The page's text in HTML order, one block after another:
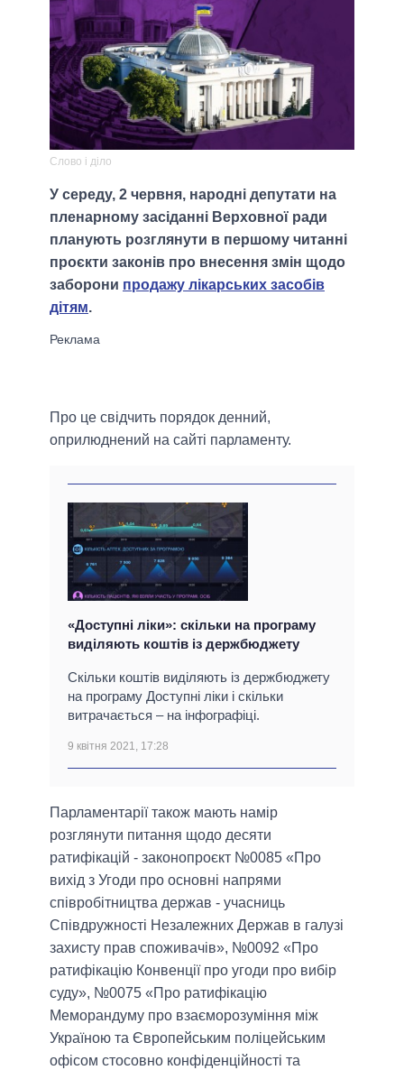
Слово і діло
У середу, 2 червня, народні депутати на
пленарному засіданні Верховної ради
планують розглянути в першому читанні
проєкти законів про внесення змін щодо
заборони продажу лікарських засобів
дітям.
Про це свідчить порядок денний,
оприлюднений на сайті парламенту.
«Доступні ліки»: скільки на програму
виділяють коштів із держбюджету
Скільки коштів виділяють із держбюджету
на програму Доступні ліки і скільки
витрачається – на інфографіці.
9 квітня 2021, 17:28
Парламентарії також мають намір
розглянути питання щодо десяти
ратифікацій - законопроєкт №0085 «Про
вихід з Угоди про основні напрями
співробітництва держав - учасниць
Співдружності Незалежних Держав в галузі
захисту прав споживачів», №0092 «Про
ратифікацію Конвенції про угоди про вибір
суду», №0075 «Про ратифікацію
Меморандуму про взаєморозуміння між
Україною та Європейським поліцейським
офісом стосовно конфіденційності та